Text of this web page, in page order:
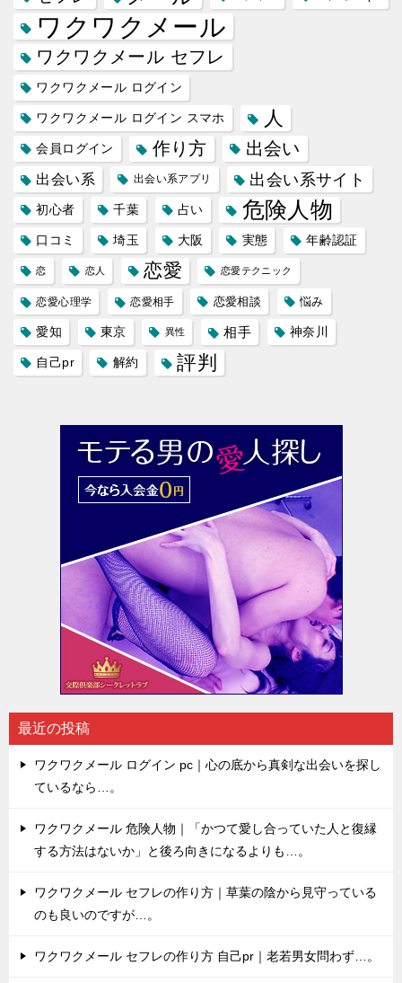
ワクワクメール
ワクワクメール セフレ
ワクワクメール ログイン
ワクワクメール ログイン スマホ 人
会員ログイン 作り方 出会い
出会い系 出会い系アプリ 出会い系サイト
初心者 千葉 占い 危険人物
口コミ 埼玉 大阪 実態 年齢認証
恋 恋人 恋愛 恋愛テクニック
恋愛心理学 恋愛相手 恋愛相談 悩み
愛知 東京 異性 相手 神奈川
自己pr 解約 評判
最近の投稿
ワクワクメール ログイン pc｜心の底から真剣な出会いを探し
ているなら…。
ワクワクメール 危険人物｜「かつて愛し合っていた人と復縁
する方法はないか」と後ろ向きになるよりも…。
ワクワクメール セフレの作り方｜草葉の陰から見守っている
のも良いのですが…。
ワクワクメール セフレの作り方 自己pr｜老若男女問わず…。